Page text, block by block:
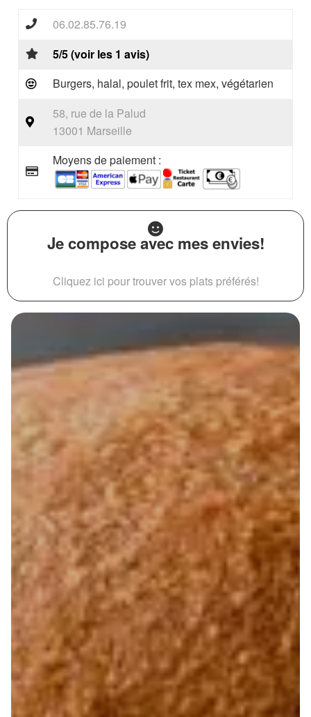
06.02.85.76.19
5/5 (voir les 1 avis)
Burgers, halal, poulet frit, tex mex, végétarien
58, rue de la Palud
13001 Marseille
Moyens de paiement :
Je compose avec mes envies!
Cliquez ici pour trouver vos plats préférés!